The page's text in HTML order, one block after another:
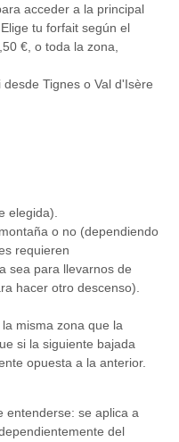
acceder a la principal
tu forfait según el
€, o toda la zona,
Tignes o Val d'Isère
elegida).
o no (dependiendo
requieren
sea para llevarnos de
hacer otro descenso).
misma zona que la
si la siguiente bajada
opuesta a la anterior.
entenderse: se aplica a
del